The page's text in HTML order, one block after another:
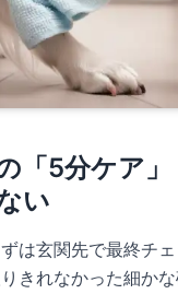
「5分ケア
い
は玄関先で最終チ
きれなかった細か